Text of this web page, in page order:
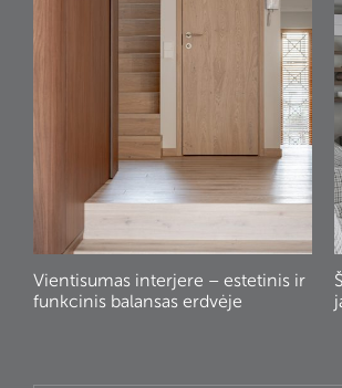
Vientisumas interjere – estetinis ir
funkcinis balansas erdvėje